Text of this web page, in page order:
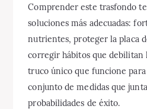
Comprender este trasfondo
soluciones más adecuadas:
nutrientes, proteger la placa
corregir hábitos que debilitan
truco único que funcione
conjunto de medidas que
probabilidades de éxito.